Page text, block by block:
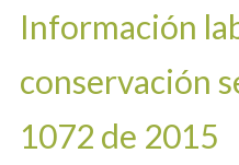
Información
conservación
1072 de 2015